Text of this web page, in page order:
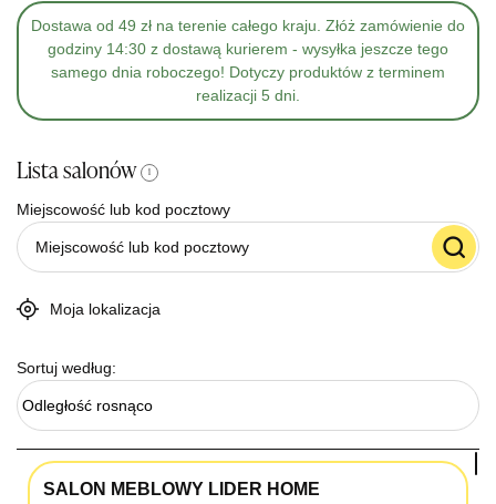
Dostawa od 49 zł na terenie całego kraju. Złóż zamówienie do
godziny 14:30 z dostawą kurierem - wysyłka jeszcze tego
samego dnia roboczego! Dotyczy produktów z terminem
realizacji 5 dni.
Lista salonów i
Miejscowość lub kod pocztowy
Moja lokalizacja
Sortuj według:
Odległość rosnąco
SALON MEBLOWY LIDER HOME